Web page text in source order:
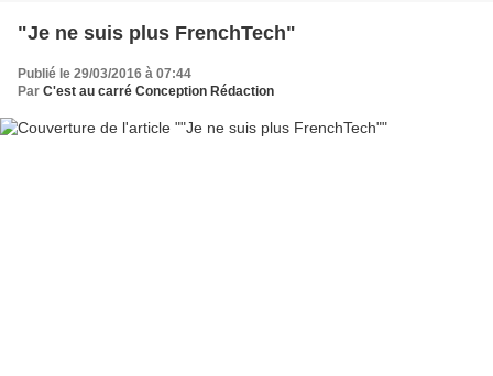
"Je ne suis plus FrenchTech"
Publié le 29/03/2016 à 07:44
Par C'est au carré Conception Rédaction